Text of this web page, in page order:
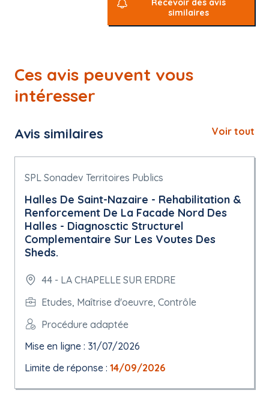
Recevoir des avis
similaires
Ces avis peuvent vous
intéresser
Avis similaires Voir tout
SPL Sonadev Territoires Publics
Halles De Saint-Nazaire - Rehabilitation &
Renforcement De La Facade Nord Des
Halles - Diagnosctic Structurel
Complementaire Sur Les Voutes Des
Sheds.
44 - LA CHAPELLE SUR ERDRE
Etudes, Maîtrise d'oeuvre, Contrôle
Procédure adaptée
Mise en ligne : 31/07/2026
Limite de réponse : 14/09/2026